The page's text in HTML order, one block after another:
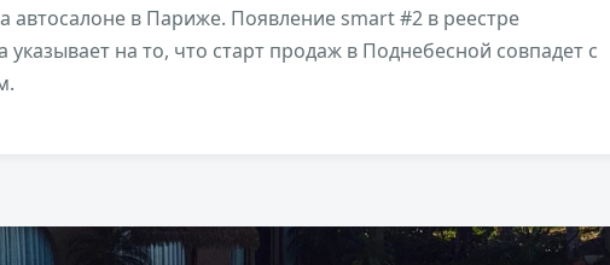
автосалоне в Париже. Появление smart #2 в реестре
указывает на то, что старт продаж в Поднебесной совпадет с